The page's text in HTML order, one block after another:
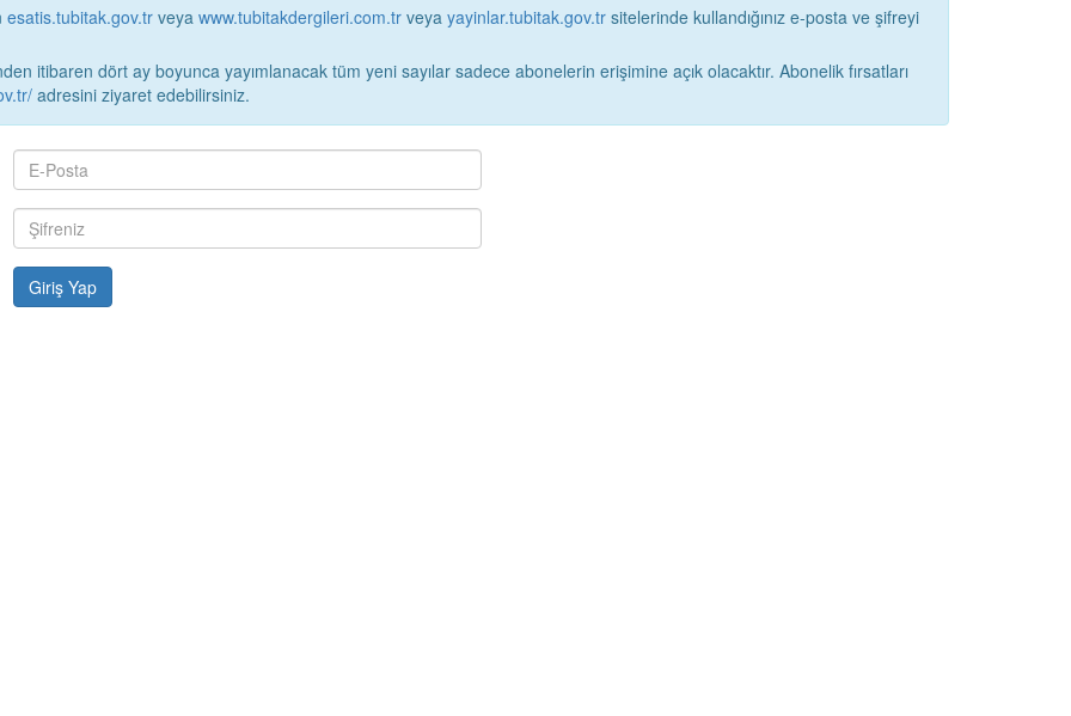
esatis.tubitak.gov.tr veya www.tubitakdergileri.com.tr veya yayinlar.tubitak.gov.tr
itibaren dört ay boyunca yayımlanacak tüm yeni sayılar sadece abonelerin erişimine açık olacaktır. Abonelik fırsatları
adresini ziyaret edebilirsiniz.